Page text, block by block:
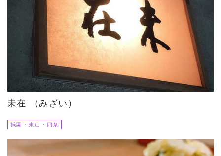
未在 （みざい）
祇園・東山・四条